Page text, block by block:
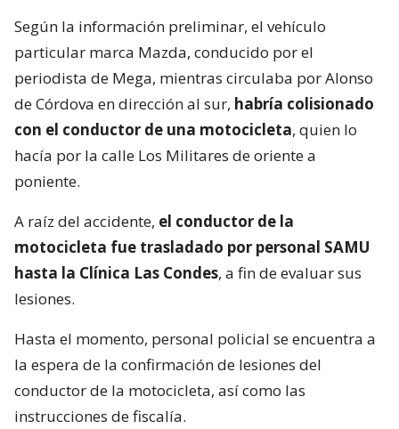
Según la información preliminar, el vehículo
particular marca Mazda, conducido por el
periodista de Mega, mientras circulaba por Alonso
de Córdova en dirección al sur, habría colisionado
con el conductor de una motocicleta, quien lo
hacía por la calle Los Militares de oriente a
poniente.
A raíz del accidente, el conductor de la
motocicleta fue trasladado por personal SAMU
hasta la Clínica Las Condes, a fin de evaluar sus
lesiones.
Hasta el momento, personal policial se encuentra a
la espera de la confirmación de lesiones del
conductor de la motocicleta, así como las
instrucciones de fiscalía.